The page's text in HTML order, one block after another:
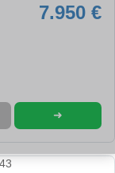
7.950 €
➜